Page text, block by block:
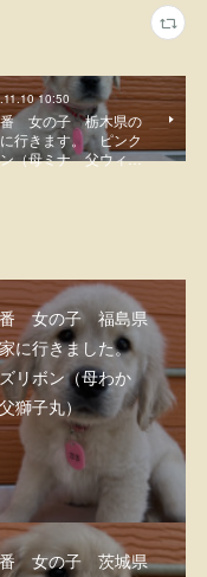
10:50
番 女の子 栃木県の
行きます。 ピンク
（母ミナ 父ウィ…
番 女の子 福島県
に行きました。
リボン（母わか
獅子丸）
女の子 茨城県